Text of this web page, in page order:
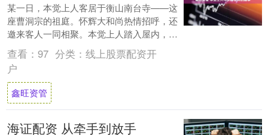
某一日，本觉上人客居于衡山南台寺——这
座曹洞宗的祖庭。怀辉大和尚热情招呼，还
邀来客人一同相聚。本觉上人踏入屋内，一
番寒暄之后，便代替和尚为客人泡茶，殷勤
侍奉。 ....
查看： 97 分类： 线上股票配资开
户
鑫旺资管
海证配资 从牵手到放手